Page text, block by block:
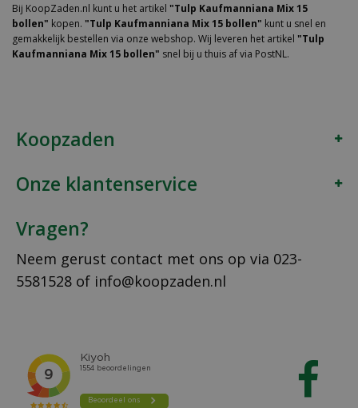
Bij KoopZaden.nl kunt u het artikel "Tulp Kaufmanniana Mix 15
bollen" kopen. "Tulp Kaufmanniana Mix 15 bollen" kunt u snel en
gemakkelijk bestellen via onze webshop. Wij leveren het artikel "Tulp
Kaufmanniana Mix 15 bollen" snel bij u thuis af via PostNL.
Koopzaden
Onze klantenservice
Vragen?
Neem gerust contact met ons op via 023-
5581528 of info@koopzaden.nl